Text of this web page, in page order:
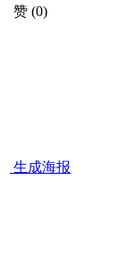
赞 (0)
生成海报